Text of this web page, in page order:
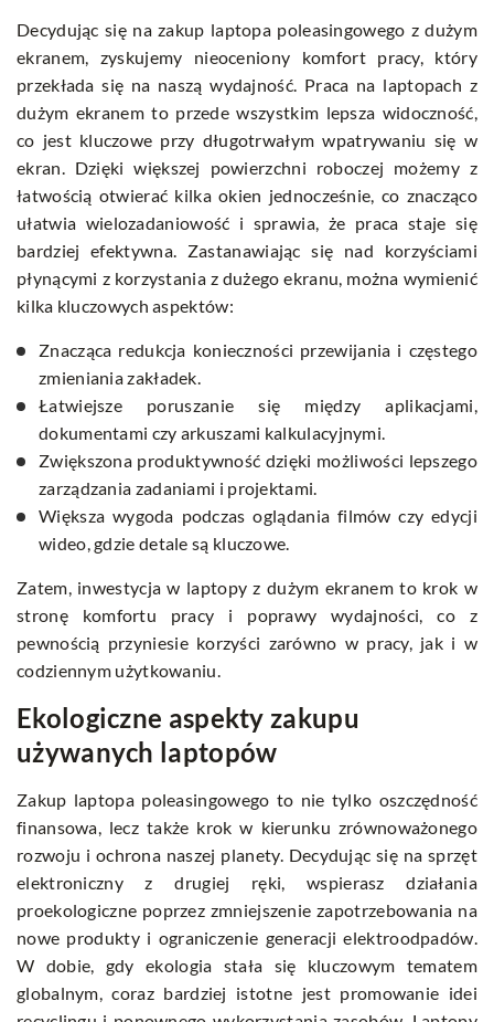
Decydując się na zakup laptopa poleasingowego z dużym
ekranem, zyskujemy nieoceniony komfort pracy, który
przekłada się na naszą wydajność. Praca na laptopach z
dużym ekranem to przede wszystkim lepsza widoczność,
co jest kluczowe przy długotrwałym wpatrywaniu się w
ekran. Dzięki większej powierzchni roboczej możemy z
łatwością otwierać kilka okien jednocześnie, co znacząco
ułatwia wielozadaniowość i sprawia, że praca staje się
bardziej efektywna. Zastanawiając się nad korzyściami
płynącymi z korzystania z dużego ekranu, można wymienić
kilka kluczowych aspektów:
Znacząca redukcja konieczności przewijania i częstego
zmieniania zakładek.
Łatwiejsze poruszanie się między aplikacjami,
dokumentami czy arkuszami kalkulacyjnymi.
Zwiększona produktywność dzięki możliwości lepszego
zarządzania zadaniami i projektami.
Większa wygoda podczas oglądania filmów czy edycji
wideo, gdzie detale są kluczowe.
Zatem, inwestycja w laptopy z dużym ekranem to krok w
stronę komfortu pracy i poprawy wydajności, co z
pewnością przyniesie korzyści zarówno w pracy, jak i w
codziennym użytkowaniu.
Ekologiczne aspekty zakupu
używanych laptopów
Zakup laptopa poleasingowego to nie tylko oszczędność
finansowa, lecz także krok w kierunku zrównoważonego
rozwoju i ochrona naszej planety. Decydując się na sprzęt
elektroniczny z drugiej ręki, wspierasz działania
proekologiczne poprzez zmniejszenie zapotrzebowania na
nowe produkty i ograniczenie generacji elektroodpadów.
W dobie, gdy ekologia stała się kluczowym tematem
globalnym, coraz bardziej istotne jest promowanie idei